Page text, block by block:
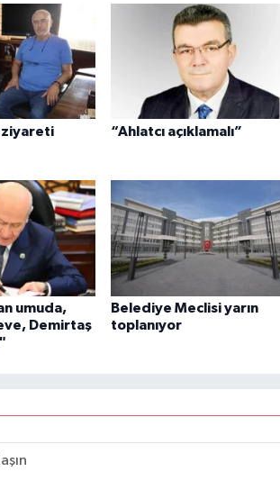
ziyareti “Ahlatcı açıklamalı”
umuda,
Demirtaş
Belediye Meclisi yarın
toplanıyor